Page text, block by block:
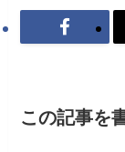
この記事を